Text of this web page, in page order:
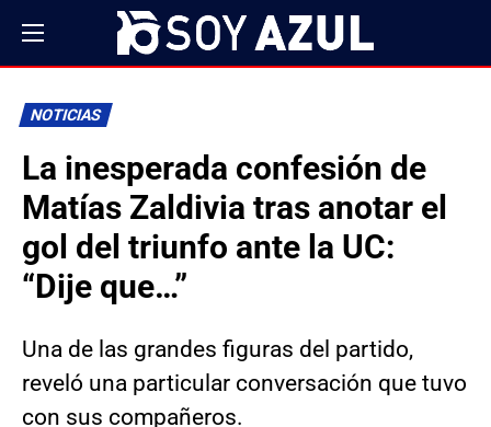
NOTICIAS
La inesperada confesión de
Matías Zaldivia tras anotar el
gol del triunfo ante la UC:
“Dije que…”
Una de las grandes figuras del partido,
reveló una particular conversación que tuvo
con sus compañeros.